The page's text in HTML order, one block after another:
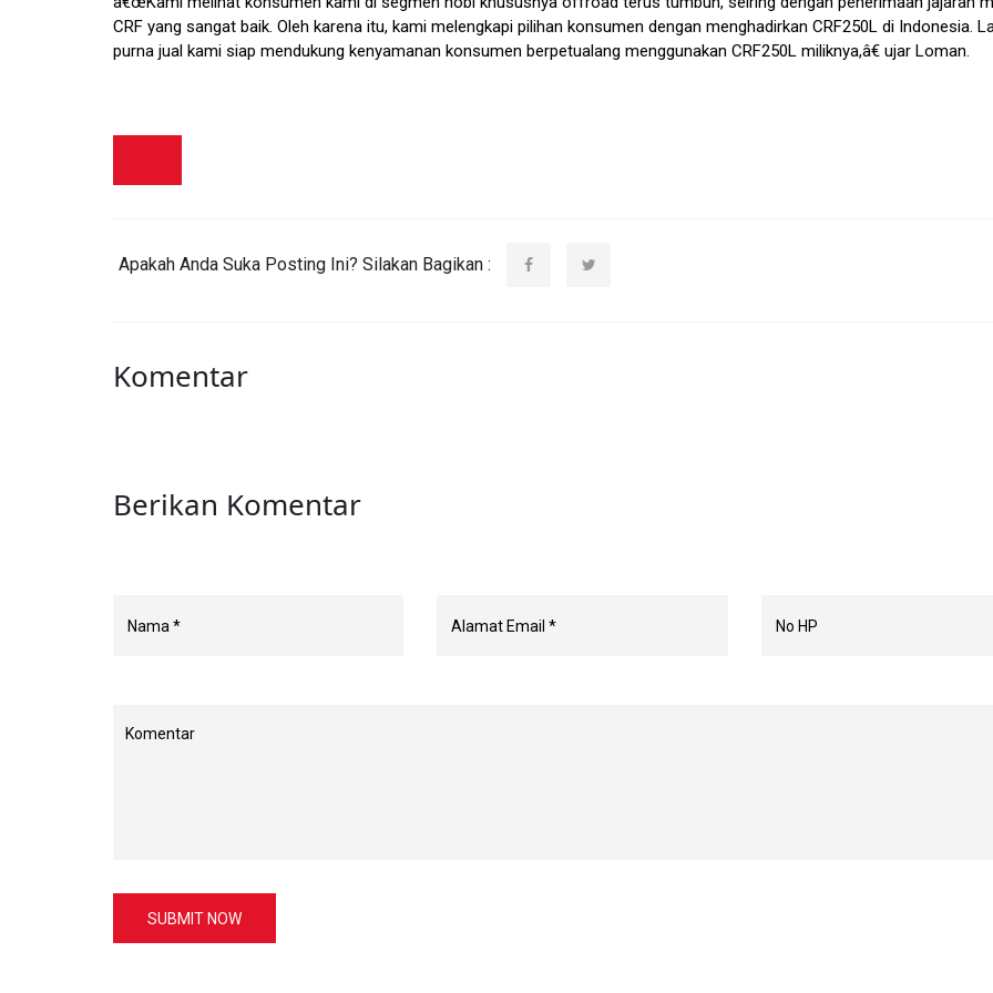
CRF yang sangat baik. Oleh karena itu, kami melengkapi pilihan konsumen dengan menghadirkan CRF250L di Indonesia.
purna jual kami siap mendukung kenyamanan konsumen berpetualang menggunakan CRF250L miliknya,â€ ujar Loman.
Apakah Anda Suka Posting Ini? Silakan Bagikan :
Komentar
Berikan Komentar
SUBMIT NOW